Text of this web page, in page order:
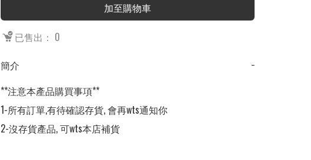
加至購物車
已售出： 0
簡介
−
**注意本產品購買事項**
1-所有訂單,有待確認存貨, 會再wts通知你
2-沒存貨產品, 可wts本店補貨